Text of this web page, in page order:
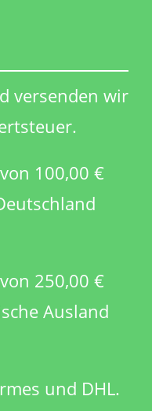
versenden wir
100,00 €
250,00 €
Ausland
und DHL.